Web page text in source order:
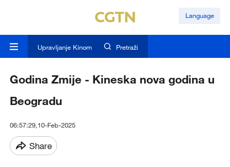
Language
Upravljanje Kinom Pretraži
Godina Zmije - Kineska nova godina u
Beogradu
06:57:29,10-Feb-2025
Share